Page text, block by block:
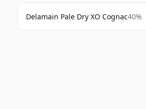
Delamain Pale Dry XO Cognac40%